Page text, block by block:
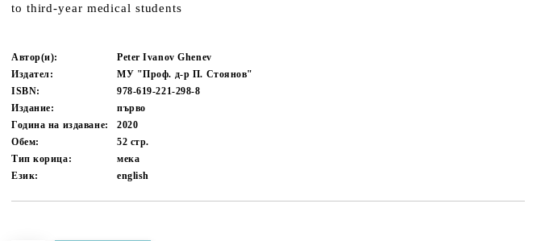
to third-year medical students
Автор(и):
Peter Ivanov Ghenev
Издател:
МУ "Проф. д-р П. Стоянов"
ISBN:
978-619-221-298-8
Издание:
първо
Година на издаване:
2020
Обем:
52 стр.
Тип корица:
мека
Език:
english